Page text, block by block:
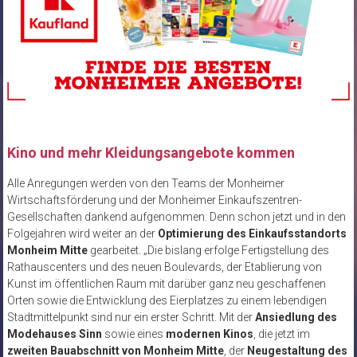
Kino und mehr Kleidungsangebote kommen
Alle Anregungen werden von den Teams der Monheimer
Wirtschaftsförderung und der Monheimer Einkaufszentren-
Gesellschaften dankend aufgenommen. Denn schon jetzt und in den
Folgejahren wird weiter an der Optimierung des Einkaufsstandorts
Monheim Mittegearbeitet. „Die bislang erfolge Fertigstellung des
Rathauscenters und des neuen Boulevards, der Etablierung von
Kunst im öffentlichen Raum mit darüber ganz neu geschaffenen
Orten sowie die Entwicklung des Eierplatzes zu einem lebendigen
Stadtmittelpunkt sind nur ein erster Schritt. Mit derAnsiedlung des
Modehauses Sinn sowie eines modernen Kinos , die jetzt im
zweiten Bauabschnitt von Monheim Mitte, der Neugestaltung des